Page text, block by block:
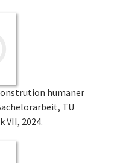
humaner
TU
2024.